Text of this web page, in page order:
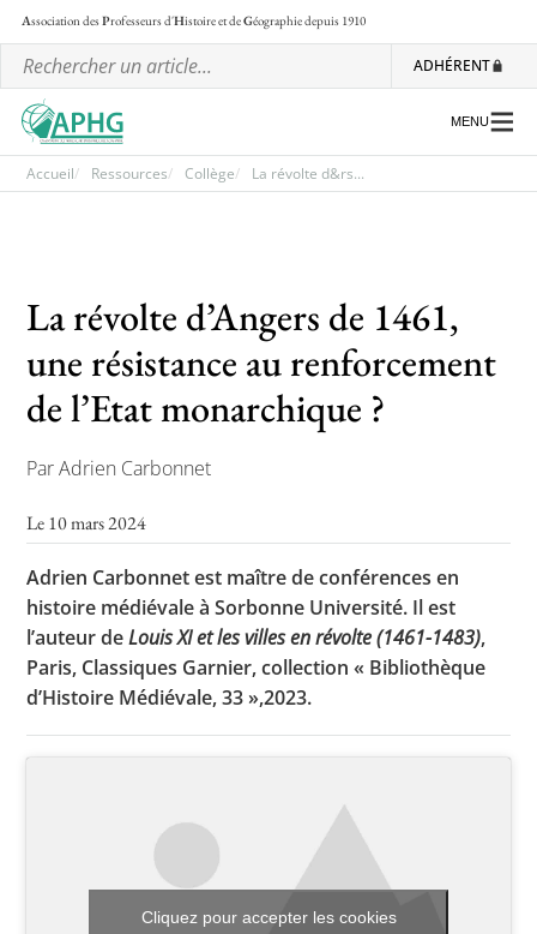
Association desProfesseurs d'Histoire et deGéographiedepuis 1910
ADHÉRENT
Les ateliers nationaux
Communiqués et motions
Lettre d’information de l’APHG
L’APHG dans la presse
Toutes les actualités
Les rendez-vous de l’APHG
Conférences, tables rondes
Critique d’ouvrages publiés
Culture
MENU
Accueil Ressources Collège La révolte d&rs...
La révolte d’Angers de 1461,
une résistance au renforcement
de l’Etat monarchique ?
Par Adrien Carbonnet
Le 10 mars 2024
Adrien Carbonnet est maître de conférences en
histoire médiévale à Sorbonne Université. Il est
l’auteur deLouis XI et les villes en révolte (1461-1483),
Paris, Classiques Garnier, collection « Bibliothèque
d’Histoire Médiévale, 33 »,2023.
Cliquez pour accepter les cookies